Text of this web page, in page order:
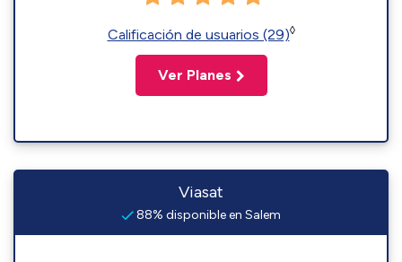
Calificación de usuarios (29)◊
Ver Planes
Viasat
88% disponible en Salem